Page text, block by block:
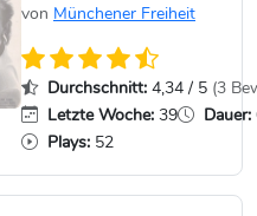
von Münchener Freiheit
Durchschnitt: 4,34 / 5 (3
Letzte Woche: 39 Dauer:
Plays: 52